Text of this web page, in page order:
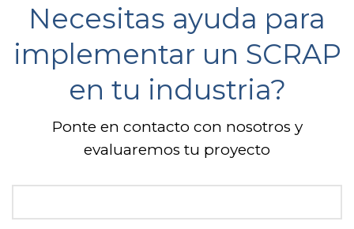
Necesitas ayuda para
implementar un SCRAP
en tu industria?
Ponte en contacto con nosotros y
evaluaremos tu proyecto